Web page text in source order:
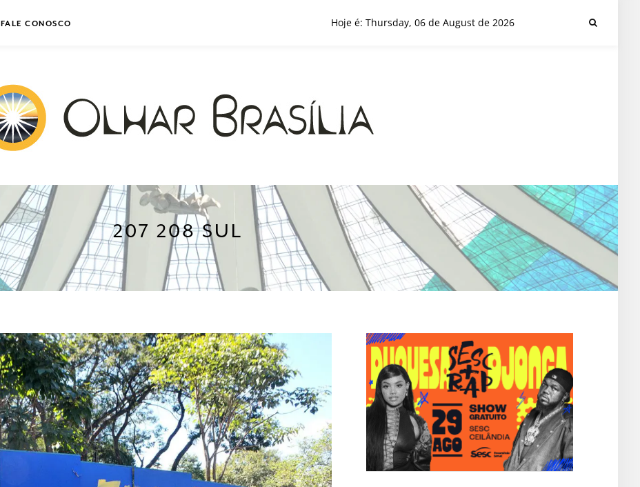
Hoje é: Thursday, 06 de August de 2026
FALE CONOSCO
207 208 SUL